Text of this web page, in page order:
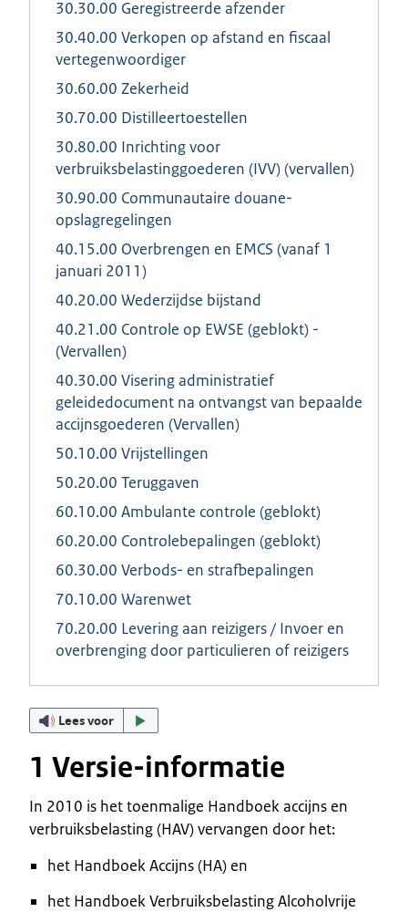
30.30.00 Geregistreerde afzender
30.40.00 Verkopen op afstand en fiscaal
vertegenwoordiger
30.60.00 Zekerheid
30.70.00 Distilleertoestellen
30.80.00 Inrichting voor
verbruiksbelastinggoederen (IVV) (vervallen)
30.90.00 Communautaire douane-
opslagregelingen
40.15.00 Overbrengen en EMCS (vanaf 1
januari 2011)
40.20.00 Wederzijdse bijstand
40.21.00 Controle op EWSE (geblokt) -
(Vervallen)
40.30.00 Visering administratief
geleidedocument na ontvangst van bepaalde
accijnsgoederen (Vervallen)
50.10.00 Vrijstellingen
50.20.00 Teruggaven
60.10.00 Ambulante controle (geblokt)
60.20.00 Controlebepalingen (geblokt)
60.30.00 Verbods- en strafbepalingen
70.10.00 Warenwet
70.20.00 Levering aan reizigers / Invoer en
overbrenging door particulieren of reizigers
Lees voor
1 Versie-informatie
In 2010 is het toenmalige Handboek accijns en
verbruiksbelasting (HAV) vervangen door het:
het Handboek Accijns (HA) en
het Handboek Verbruiksbelasting Alcoholvrije